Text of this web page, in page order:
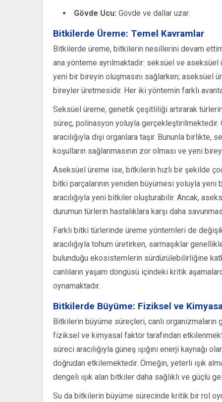
Gövde Ucu: Gövde ve dallar uzar.
Bitkilerde Üreme: Temel Kavramlar
Bitkilerde üreme, bitkilerin nesillerini devam
ana yönteme ayrılmaktadır: seksüel ve
yeni bir bireyin oluşmasını sağlarken; aseksüel
bireyler üretmesidir. Her iki yöntemin farklı
Seksüel üreme, genetik çeşitliliği artırarak
süreç, polinasyon yoluyla
aracılığıyla dişi organlara taşır. Bununla birlikte,
koşulların sağlanmasının zor olması ve yeni
Aseksüel üreme ise, bitkilerin hızlı bir şekilde
bitki parçalarının yeniden büyümesi yoluyla
aracılığıyla yeni bitkiler oluşturabilir. Ancak,
durumun türlerin hastalıklara karşı daha
Farklı bitki türlerinde üreme yöntemleri de
aracılığıyla tohum üretirken, sarmaşıklar
bulunduğu ekosistemlerin sürdürülebilirliğine
canlıların yaşam döngüsü içindeki kritik
oynamaktadır.
Bitkilerde Büyüme: Fiziksel ve
Bitkilerin büyüme süreçleri, canlı
fiziksel ve kimyasal faktör tarafından
süreci aracılığıyla güneş ışığını enerji
doğrudan etkilemektedir. Örneğin, yeterli ışık
dengeli ışık alan bitkiler daha sağlıklı ve güçlü
Su da bitkilerin büyüme sürecinde kritik bir rol